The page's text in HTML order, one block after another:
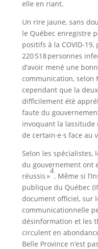
elle en riant.
Un rire jaune, sans
le Québec enregistre
positifs à la COVID-
220 518 personnes
d’avoir mené une
communication, selon
cependant que la
difficilement été
faute du
invoquant la lassitude
de certain∙e∙s face au
Selon les spécialistes,
du gouvernement ont
réussis »
4
. Même si
publique du Québec
document officiel, sur
communicationnelle
désinformation et les
circulent en
Belle Province n’est